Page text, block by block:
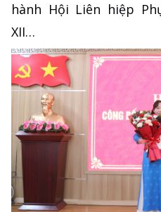
hành Hội Liên hiệp
XII…